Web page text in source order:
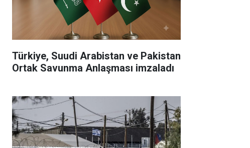
Türkiye, Suudi Arabistan ve Pakistan
Ortak Savunma Anlaşması imzaladı